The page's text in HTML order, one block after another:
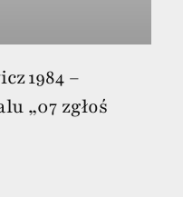
1984 –
„07 zgłoś